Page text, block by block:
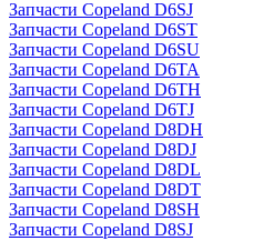
Запчасти Copeland D6SJ
Запчасти Copeland D6ST
Запчасти Copeland D6SU
Запчасти Copeland D6TA
Запчасти Copeland D6TH
Запчасти Copeland D6TJ
Запчасти Copeland D8DH
Запчасти Copeland D8DJ
Запчасти Copeland D8DL
Запчасти Copeland D8DT
Запчасти Copeland D8SH
Запчасти Copeland D8SJ